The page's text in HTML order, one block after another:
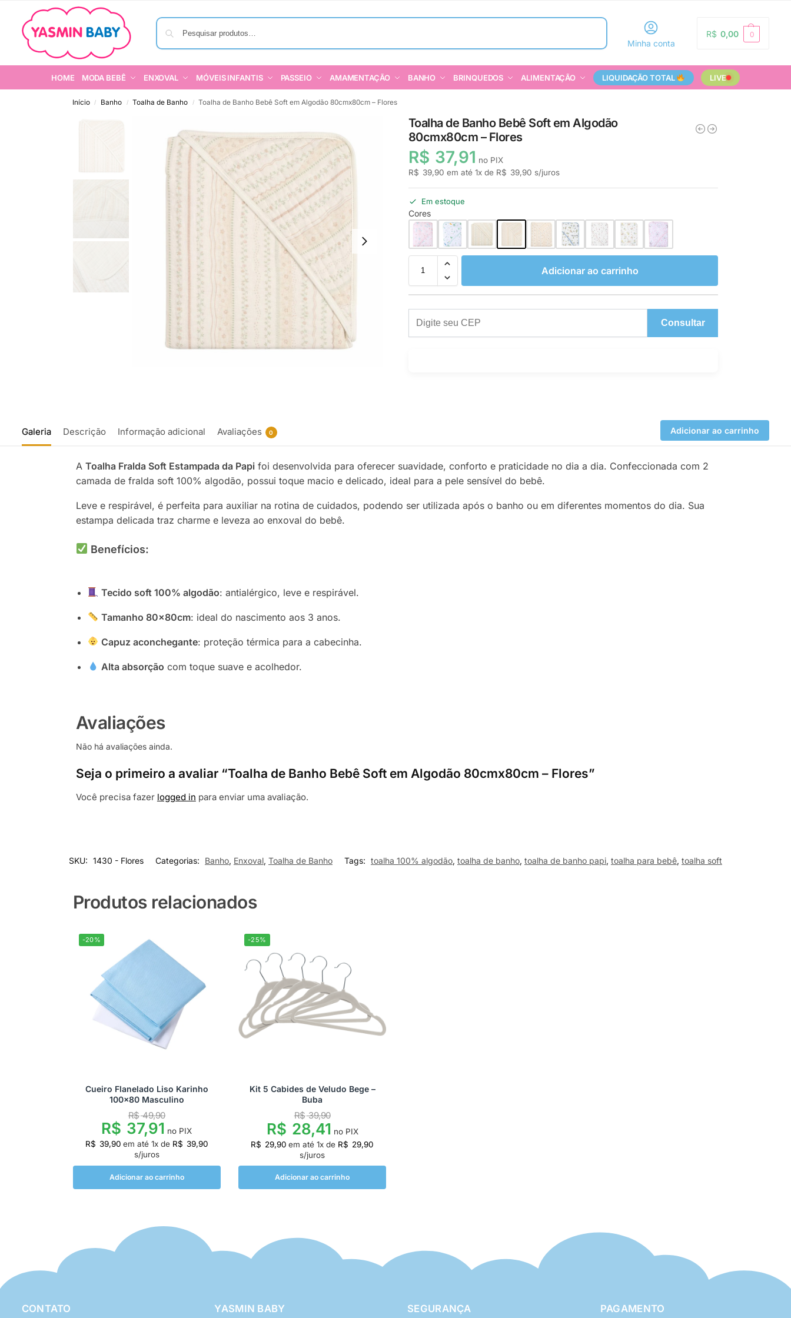
Pesquisar
Minha conta
R$ 0,00 0
HOME MODA BEBÊ ENXOVAL MÓVEIS INFANTIS PASSEIO AMAMENTAÇÃO BANHO BRINQUEDOS ALIMENTAÇÃO LIQUIDAÇÃO TOTAL LIVE
Início / Banho / Toalha de Banho / Toalha de Banho Bebê Soft em Algodão 80cmx80cm – Flores
Toalha de Banho Bebê Soft em Algodão
80cmx80cm – Flores
R$ 37,91 no PIX
R$ 39,90 em até 1x de R$ 39,90 s/juros
Em estoque
Cores
Adicionar ao carrinho
Consultar
Galeria Descrição Informação adicional Avaliações 0 Adicionar ao carrinho
A Toalha Fralda Soft Estampada da Papifoi desenvolvida para oferecer suavidade, conforto e praticidade no dia a dia. Confeccionada com 2
camada de fralda soft 100% algodão, possui toque macio e delicado, ideal para a pele sensível do bebê.
Leve e respirável, é perfeita para auxiliar na rotina de cuidados, podendo ser utilizada após o banho ou em diferentes momentos do dia. Sua
estampa delicada traz charme e leveza ao enxoval do bebê.
Benefícios:
Tecido soft 100% algodão: antialérgico, leve e respirável.
Tamanho 80x80cm: ideal do nascimento aos 3 anos.
Capuz aconchegante: proteção térmica para a cabecinha.
Alta absorção com toque suave e acolhedor.
Avaliações
Não há avaliações ainda.
Seja o primeiro a avaliar “Toalha de Banho Bebê Soft em Algodão 80cmx80cm – Flores”
Você precisa fazer logged in para enviar uma avaliação.
SKU: 1430 - Flores Categorias: Banho, Enxoval, Toalha de Banho Tags: toalha 100% algodão, toalha de banho, toalha de banho papi, toalha para bebê, toalha soft
Produtos relacionados
-20%
Cueiro Flanelado Liso Karinho
100×80 Masculino
R$49,90
R$ 37,91 no PIX
R$ 39,90 em até 1x de R$ 39,90
s/juros
Adicionar ao carrinho
-25%
Kit 5 Cabides de Veludo Bege –
Buba
R$39,90
R$ 28,41 no PIX
R$ 29,90 em até1x de R$ 29,90
s/juros
Adicionar ao carrinho
CONTATO YASMIN BABY SEGURANÇA PAGAMENTO